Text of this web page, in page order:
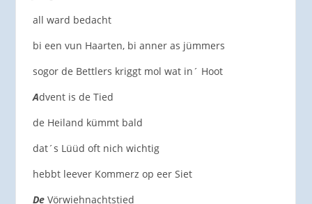
all ward bedacht
bi een vun Haarten, bi anner as jümmers
sogor de Bettlers kriggt mol wat in´ Hoot
Advent is de Tied
de Heiland kümmt bald
dat´s Lüüd oft nich wichtig
hebbt leever Kommerz op eer Siet
DeVörwiehnachtstied